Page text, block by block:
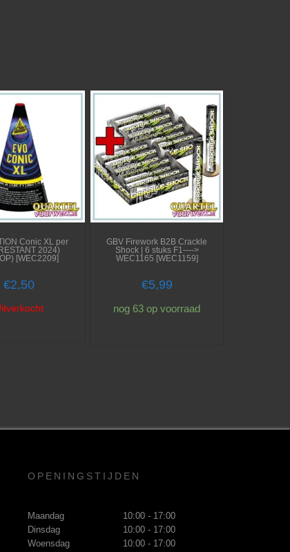
Conic XL per
2024)
[WEC2209]
€2,50
GBV Firework B2B Crackle
Shock | 6 stuks F1—->
WEC1165 [WEC1159]
€5,99
nog 63 op voorraad
OPENINGSTIJDEN
Maandag
10:00 - 17:00
Dinsdag
10:00 - 17:00
Woensdag
10:00 - 17:00